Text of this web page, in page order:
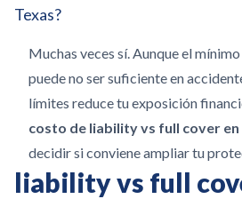
Texas?
Muchas veces sí. Aunque el
puede no ser suficiente en
límites reduce tu exposición
costo de liability vs full cover en
decidir si conviene ampliar tu
liability vs full